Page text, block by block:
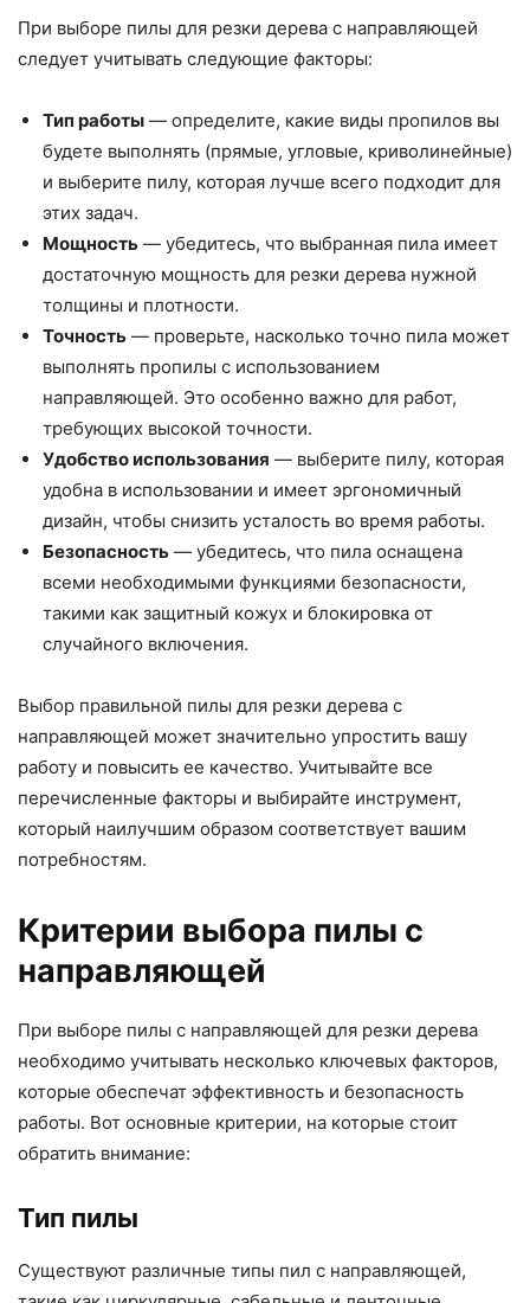
При выборе пилы для резки дерева с направляющей
следует учитывать следующие факторы:
Тип работы — определите, какие виды пропилов вы
будете выполнять (прямые, угловые, криволинейные)
и выберите пилу, которая лучше всего подходит для
этих задач.
Мощность — убедитесь, что выбранная пила имеет
достаточную мощность для резки дерева нужной
толщины и плотности.
Точность — проверьте, насколько точно пила может
выполнять пропилы с использованием
направляющей. Это особенно важно для работ,
требующих высокой точности.
Удобство использования — выберите пилу, которая
удобна в использовании и имеет эргономичный
дизайн, чтобы снизить усталость во время работы.
Безопасность — убедитесь, что пила оснащена
всеми необходимыми функциями безопасности,
такими как защитный кожух и блокировка от
случайного включения.
Выбор правильной пилы для резки дерева с
направляющей может значительно упростить вашу
работу и повысить ее качество. Учитывайте все
перечисленные факторы и выбирайте инструмент,
который наилучшим образом соответствует вашим
потребностям.
Критерии выбора пилы с
направляющей
При выборе пилы с направляющей для резки дерева
необходимо учитывать несколько ключевых факторов,
которые обеспечат эффективность и безопасность
работы. Вот основные критерии, на которые стоит
обратить внимание:
Тип пилы
Существуют различные типы пил с направляющей,